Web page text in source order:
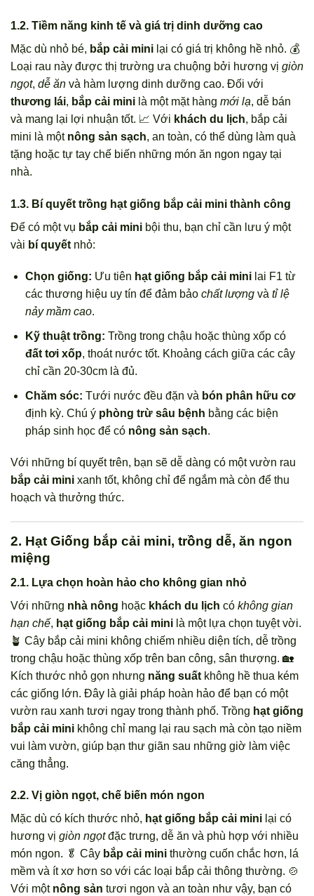
1.2. Tiềm năng kinh tế và giá trị dinh dưỡng cao
Mặc dù nhỏ bé, bắp cải mini lại có giá trị không hề nhỏ. 💰
Loại rau này được thị trường ưa chuộng bởi hương vị giòn
ngọt, dễ ăn và hàm lượng dinh dưỡng cao. Đối với
thương lái, bắp cải mini là một mặt hàng mới lạ, dễ bán
và mang lại lợi nhuận tốt. 📈 Với khách du lịch, bắp cải
mini là một nông sản sạch, an toàn, có thể dùng làm quà
tặng hoặc tự tay chế biến những món ăn ngon ngay tại
nhà.
1.3. Bí quyết trồng hạt giống bắp cải mini thành công
Để có một vụ bắp cải mini bội thu, bạn chỉ cần lưu ý một
vài bí quyết nhỏ:
Chọn giống: Ưu tiên hạt giống bắp cải minilai F1 từ
các thương hiệu uy tín để đảm bảo chất lượngvà tỉ lệ
nảy mầm cao.
Kỹ thuật trồng: Trồng trong chậu hoặc thùng xốp có
đất tơi xốp, thoát nước tốt. Khoảng cách giữa các cây
chỉ cần 20-30cm là đủ.
Chăm sóc: Tưới nước đều đặn và bón phân hữu cơ
định kỳ. Chú ý phòng trừ sâu bệnh bằng các biện
pháp sinh học để có nông sản sạch.
Với những bí quyết trên, bạn sẽ dễ dàng có một vườn rau
bắp cải mini xanh tốt, không chỉ để ngắm mà còn để thu
hoạch và thưởng thức.
2. Hạt Giống bắp cải mini, trồng dễ, ăn ngon
miệng
2.1. Lựa chọn hoàn hảo cho không gian nhỏ
Với những nhà nông hoặc khách du lịch có không gian
hạn chế, hạt giống bắp cải mini là một lựa chọn tuyệt vời.
🪴 Cây bắp cải mini không chiếm nhiều diện tích, dễ trồng
trong chậu hoặc thùng xốp trên ban công, sân thượng. 🏡
Kích thước nhỏ gọn nhưng năng suất không hề thua kém
các giống lớn. Đây là giải pháp hoàn hảo để bạn có một
vườn rau xanh tươi ngay trong thành phố. Trồng hạt giống
bắp cải mini không chỉ mang lại rau sạch mà còn tạo niềm
vui làm vườn, giúp bạn thư giãn sau những giờ làm việc
căng thẳng.
2.2. Vị giòn ngọt, chế biến món ngon
Mặc dù có kích thước nhỏ, hạt giống bắp cải mini lại có
hương vị giòn ngọtđặc trưng, dễ ăn và phù hợp với nhiều
món ngon. 🥬 Cây bắp cải mini thường cuốn chắc hơn, lá
mềm và ít xơ hơn so với các loại bắp cải thông thường. 🍲
Với một nông sản tươi ngon và an toàn như vậy, bạn có